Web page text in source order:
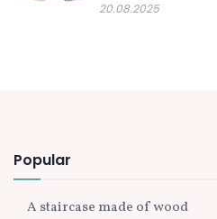
20.08.2025
Popular
A staircase made of wood